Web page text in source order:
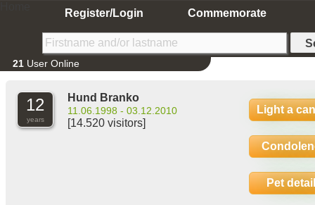
Register/Login Commemorate
21 User Online
12
years
Hund Branko
11.06.1998 - 03.12.2010
[14.520 visitors]
Light a
Pet